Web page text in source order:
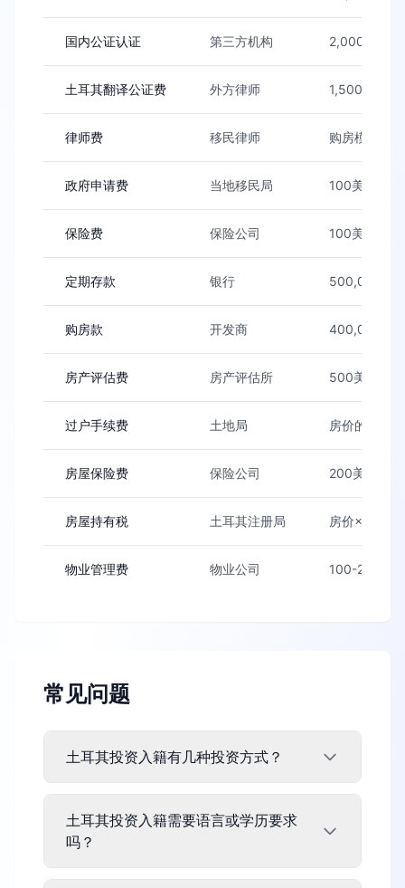
国内公证认证 第三方机构 2,000人民
土耳其翻译公证费 外方律师 1,500美元/户
律师费 移民律师 购房模式：
政府申请费 当地移民局 100美元/户
保险费 保险公司 100美元/户
定期存款 银行 500,000美
购房款 开发商 400,000美
房产评估费 房产评估所 500美元（
过户手续费 土地局 房价的4%（
房屋保险费 保险公司 200美元（
房屋持有税 土耳其注册局 房价×0.2%/
物业管理费 物业公司 100-200美
常见问题
土耳其投资入籍有几种投资方式？
土耳其投资入籍需要语言或学历要求
吗？